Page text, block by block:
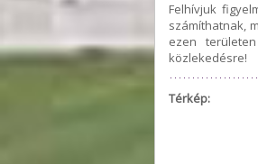
Felhívjuk
számíthatnak,
ezen
közlekedésre!
Térkép: